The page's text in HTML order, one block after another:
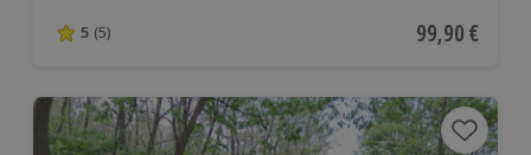
5 von 5 Sternen basierend auf 5 Bewertungen
5 (5) Aktueller
99,90 €